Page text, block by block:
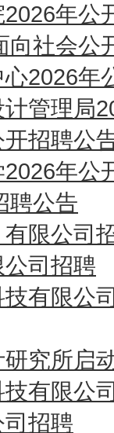
年公
向社会公
2026年
管理局
开招聘公
年公
聘公告
限公司
司招聘
有限公
究所启
有限公
招聘